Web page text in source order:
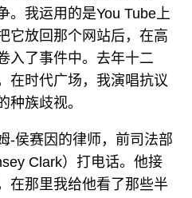
。我运用的是You Tube上
它放回那个网站后，在高
入了事件中。去年十二
在时代广场，我演唱抗议
种族歧视。
-侯赛因的律师，前司法部
Clark）打电话。他接
在那里我给他看了那些半